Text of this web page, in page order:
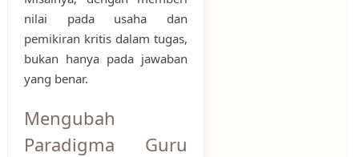
nilai pada usaha dan
pemikiran kritis dalam tugas,
bukan hanya pada jawaban
yang benar.
Mengubah
Paradigma Guru